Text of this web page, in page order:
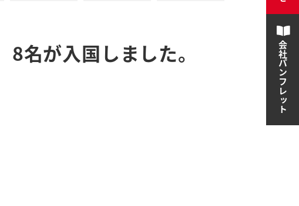
名が入国しました。 会社パンフレット